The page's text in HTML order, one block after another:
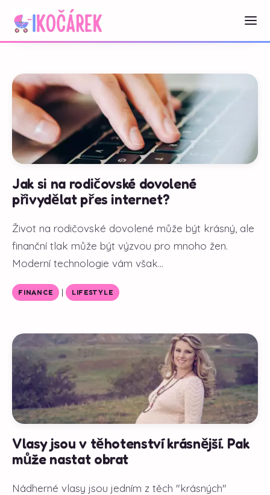
Jak si na rodičovské dovolené
přivydělat přes internet?
Život na rodičovské dovolené může být krásný, ale
finanční tlak může být výzvou pro mnoho žen.
Moderní technologie vám však...
FINANCE | LIFESTYLE
Vlasy jsou v těhotenství krásnější. Pak
může nastat obrat
Nádherné vlasy jsou jedním z těch "krásných"